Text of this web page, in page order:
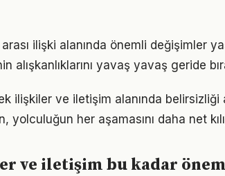
ilişki alanında önemli değişimler
alışkanlıklarını yavaş yavaş geride
ilişkiler ve iletişim alanında belirsizliği
yolculuğun her aşamasını daha net
ve iletişim bu kadar